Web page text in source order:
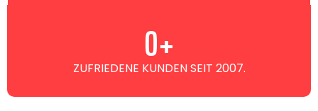
ZUFRIEDENE KUNDEN SEIT 2007.
0+